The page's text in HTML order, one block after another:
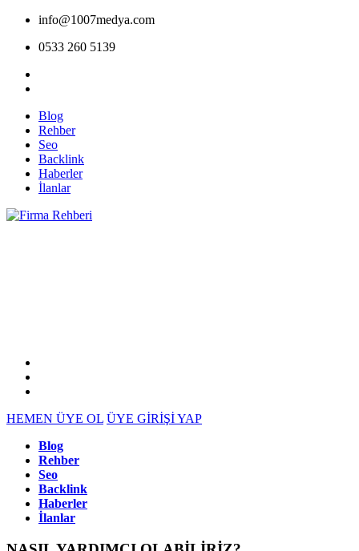
info@1007medya.com
0533 260 5139
Blog
Rehber
Seo
Backlink
Haberler
İlanlar
HEMEN ÜYE OL ÜYE GİRİŞİ YAP
Blog
Rehber
Seo
Backlink
Haberler
İlanlar